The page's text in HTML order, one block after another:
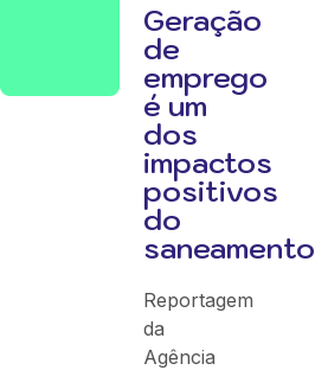
Geração
de
emprego
é um
dos
impactos
positivos
do
saneamento
Reportagem
da
Agência